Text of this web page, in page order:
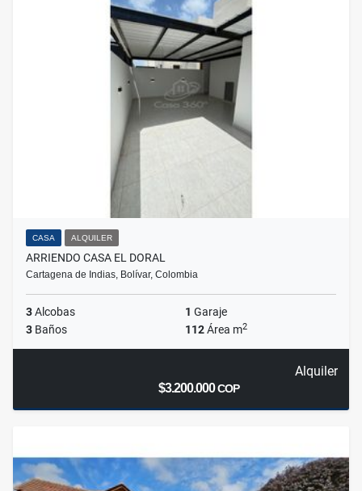
CASA ALQUILER
ARRIENDO CASA EL DORAL
Cartagena de Indias, Bolívar, Colombia
3Alcobas 1 Garaje
3 Baños 112Área m2
Alquiler
$3.200.000COP